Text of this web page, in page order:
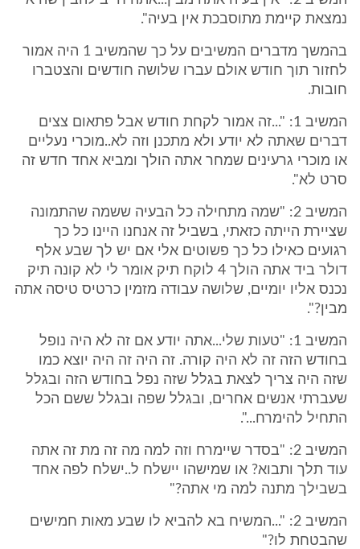
נמצאת קיימת מתוסבכת אין בעיה".
בהמשך מדברים המשיבים על כך שהמשיב 1 היה אמור
לחזור תוך חודש אולם עברו שלושה חודשים והצטברו
חובות.
המשיב 1: "...זה אמור לקחת חודש אבל פתאום צצים
דברים שאתה לא יודע ולא מתכנן וזה לא..מוכרי נעליים
או מוכרי גרעינים שמחר אתה הולך ומביא אחד חדש זה
סרט לא".
המשיב 2: "שמה מתחילה כל הבעיה ששמה שהתמונה
שציירת הייתה כזאתי, בשביל זה אנחנו היינו כל כך
רגועים כאילו כל כך פשוטים אלי אם יש לך שבע אלף
דולר ביד אתה הולך 4 לוקח תיק אומר לי לא קונה תיק
נכנס אליו יומיים, שלושה עבודה מזמין כרטיס טיסה אתה
מבין?".
המשיב 1: "טעות שלי...אתה יודע אם זה לא היה נופל
בחודש הזה זה לא היה קורה. זה היה זה היה יוצא כמו
שזה היה צריך לצאת בגלל שזה נפל בחודש הזה ובגלל
שעברתי אנשים אחרים, ובגלל שפה ובגלל ששם הכל
התחיל להימרח...".
המשיב 2: "בסדר שיימרח וזה למה מה זה מת זה אתה
עוד תלך ותבוא? או שמישהו יישלח ל..ישלח לפה אחד
בשבילך מתנה למה מי אתה?"
המשיב 2: "...המשיח בא להביא לו שבע מאות חמישים
שהבטחת לו?"